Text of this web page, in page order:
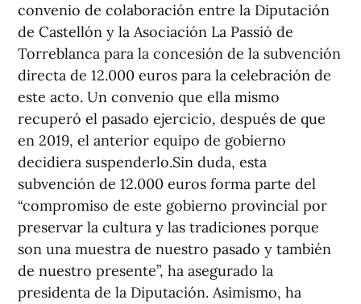
convenio de colaboración entre la Diputación
de Castellón y la Asociación La Passió de
Torreblanca para la concesión de la subvención
directa de 12.000 euros para la celebración de
este acto. Un convenio que ella mismo
recuperó el pasado ejercicio, después de que
en 2019, el anterior equipo de gobierno
decidiera suspenderlo.Sin duda, esta
subvención de 12.000 euros forma parte del
“compromiso de este gobierno provincial por
preservar la cultura y las tradiciones porque
son una muestra de nuestro pasado y también
de nuestro presente”, ha asegurado la
presidenta de la Diputación. Asimismo, ha